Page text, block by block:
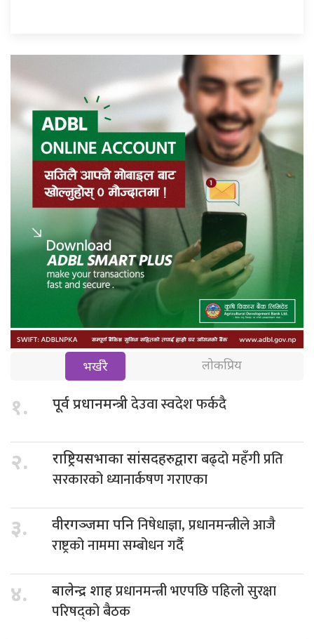
भर्खरै लोकप्रिय
१. पूर्व प्रधानमन्त्रीदेउवा स्वदेश फर्कदै
२. राष्ट्रियसभाका सांसदहरुद्वाराबढ्दो महँगी प्रति
सरकारको ध्यानार्कषण गराएका
३. वीरगञ्जमा पनिनिषेधाज्ञा, प्रधानमन्त्रीले आजै
राष्ट्रको नाममा सम्बोधन गर्दै
४. बालेन्द्र शाहप्रधानमन्त्री भएपछि पहिलो सुरक्षा
परिषद्को बैठक